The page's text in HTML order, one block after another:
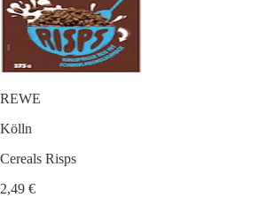
REWE
Kölln
Cereals Risps
2,49 €